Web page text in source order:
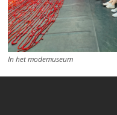
In het modemuseum